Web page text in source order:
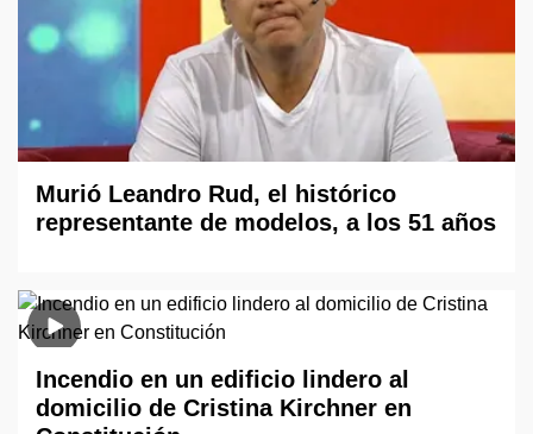
Murió Leandro Rud, el histórico
representante de modelos, a los 51 años
Incendio en un edificio lindero al
domicilio de Cristina Kirchner en